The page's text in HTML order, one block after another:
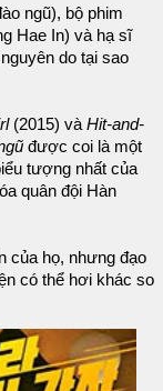
ngũ), bộ phim
Hae In) và hạ sĩ
do tại sao
(2015) và Hit-and-
được coi là một
tượng nhất của
quân đội Hàn
của họ, nhưng đạo
có thể hơi khác so